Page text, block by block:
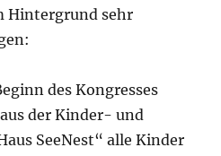
Hintergrund sehr
des Kongresses
der Kinder- und
SeeNest“ alle Kinder